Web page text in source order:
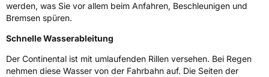
Allgemeine Produktsicherheit (GPSR)
Herstellerkontakt Continental Reifen Deutschland GmbH
Continental-Plaza 1 30173 Hannover
customerservice_tires@conti.de
werden, was Sie vor allem beim Anfahren, Beschleunigen und
Bremsen spüren.
Schnelle Wasserableitung
Der Continental ist mit umlaufenden Rillen versehen. Bei Regen
nehmen diese Wasser von der Fahrbahn auf. Die Seiten der